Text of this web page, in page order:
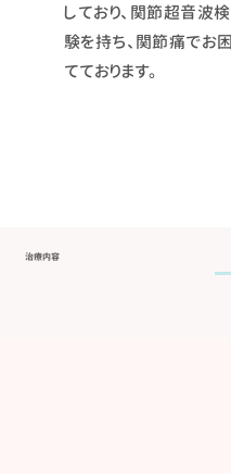
しており、関節超音波
験を持ち、関節痛でお
てております。
治療内容